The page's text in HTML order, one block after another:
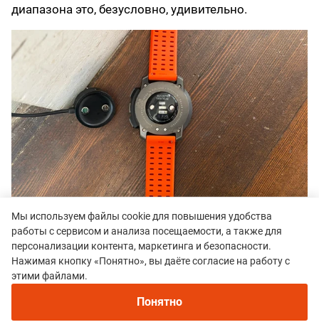
диапазона это, безусловно, удивительно.
(Фото: Крис Фостер)
Наконец, нам не понравилось магнитное зарядное
устройство часов, которое плохо держалось, если
располагать его под необычным углом. Иногда оно
не заряжается должным образом, когда мы этого
ожидаем.
Мы используем файлы cookie для повышения удобства
работы с сервисом и анализа посещаемости, а также для
персонализации контента, маркетинга и безопасности.
Нажимая кнопку «Понятно», вы даёте согласие на работу с
этими файлами.
Понятно